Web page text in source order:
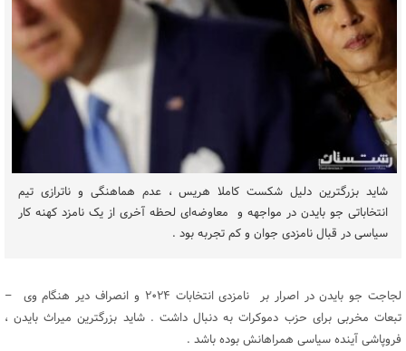
شاید بزرگترین دلیل شکست کاملا هریس ، عدم هماهنگی و ناترازی تیم
انتخاباتی جو بایدن در مواجهه و معاوضه‌ای لحظه آخری از یک نامزد کهنه کار
سیاسی در قبال نامزدی جوان و کم تجربه بود .
لجاجت جو بایدن در اصرار بر نامزدی انتخابات ۲۰۲۴ و انصراف دیر هنگام وی –
تبعات مخربی برای حزب دموکرات به دنبال داشت . شاید بزرگترین میراث بایدن ،
فروپاشی آینده سیاسی همراهانش بوده باشد .